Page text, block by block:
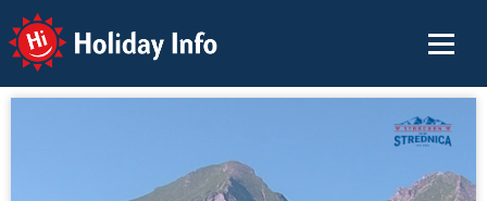
Holiday Info